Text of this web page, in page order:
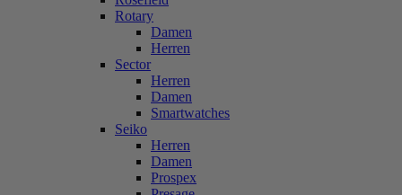
Rotary
Damen
Herren
Sector
Herren
Damen
Smartwatches
Seiko
Herren
Damen
Prospex